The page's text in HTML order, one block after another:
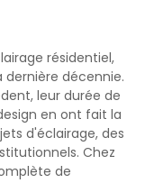
résidentiel,
décennie.
leur durée de
en ont fait la
d'éclairage, des
Chez
de